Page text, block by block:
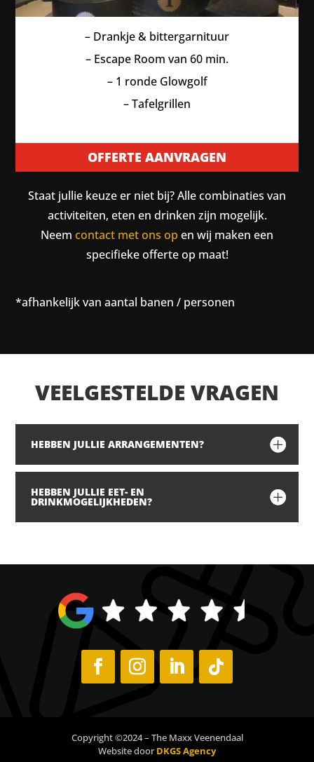
– Drankje & bittergarnituur
– Escape Room van 60 min.
– 1 ronde Glowgolf
– Tafelgrillen
OFFERTE AANVRAGEN
Staat jullie keuze er niet bij? Alle combinaties van
activiteiten, eten en drinken zijn mogelijk.
Neem contact met ons op en wij maken een
specifieke offerte op maat!
*afhankelijk van aantal banen / personen
VEELGESTELDE VRAGEN
HEBBEN JULLIE ARRANGEMENTEN?
HEBBEN JULLIE EET- EN
DRINKMOGELIJKHEDEN?
Copyright ©2024 – The Maxx Veenendaal
Website doorDKGS Agency